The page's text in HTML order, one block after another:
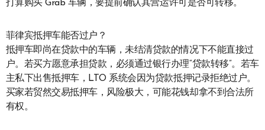
打算购买 Grab 车辆，要提前确认其营运许可是否可转移。
菲律宾抵押车能否过户？
抵押车即尚在贷款中的车辆，未结清贷款的情况下不能直接过
户。若买方愿意承担贷款，必须通过银行办理“贷款转移”。若车
主私下出售抵押车，LTO 系统会因为贷款抵押记录拒绝过户。
买家若贸然交易抵押车，风险极大，可能花钱却拿不到合法所
有权。